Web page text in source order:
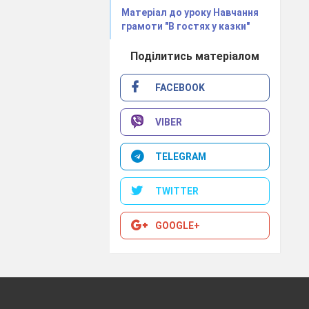
Матеріал до уроку Навчання
грамоти "В гостях у казки"
Поділитись матеріалом
FACEBOOK
VIBER
TELEGRAM
TWITTER
GOOGLE+